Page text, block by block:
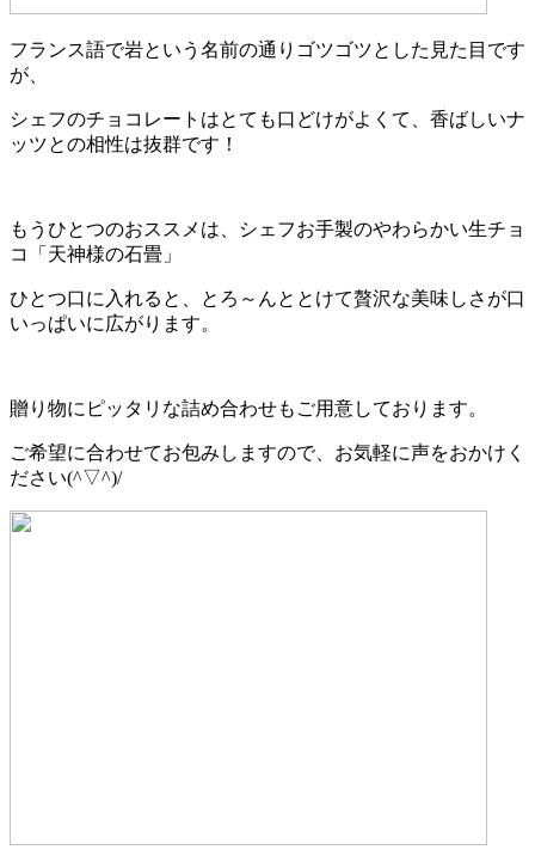
フランス語で岩という名前の通りゴツゴツとした見た目です
が、
シェフのチョコレートはとても口どけがよくて、香ばしいナ
ッツとの相性は抜群です！
もうひとつのおススメは、シェフお手製のやわらかい生チョ
コ「天神様の石畳」
ひとつ口に入れると、とろ～んととけて贅沢な美味しさが口
いっぱいに広がります。
贈り物にピッタリな詰め合わせもご用意しております。
ご希望に合わせてお包みしますので、お気軽に声をおかけく
ださい(^▽^)/